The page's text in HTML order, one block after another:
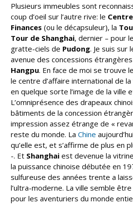
Plusieurs immeubles sont
coup d’oeil sur l’autre rive: le
Finances (ou le décapsuleur), la
Tour de Shanghai, dernier – pour
gratte-ciels de Pudong. Je suis sur
avenue des concessions
Hangpu. En face de moi se trouve
le centre d’affaire international de la
en quelque sorte l’image de la ville
L’omniprésence des drapeaux
bâtiments de la concession
impression assez étrange de «
reste du monde. LaChine
qu’elle est, et s’affirme de plus en
-. Et Shanghai est devenue la
la puissance chinoise débutée en
sulfureuse des années trente a
l’ultra-moderne. La ville semble
pour les aventuriers du monde